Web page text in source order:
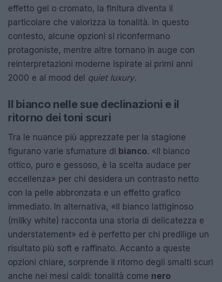
effetto gel o cromato, la finitura diventa il
particolare che valorizza la tonalità. In questo
contesto, alcune opzioni si riconfermano
protagoniste, mentre altre tornano in auge con
reinterpretazioni moderne ispirate ai primi anni
2000 e al mood del quiet luxury.
Il bianco nelle sue declinazioni e il
ritorno dei toni scuri
Tra le nuance più apprezzate per la stagione
figurano varie sfumature di bianco. «Il bianco
ottico, puro e gessoso, è la scelta audace per
eccellenza» per chi desidera un contrasto netto
con la pelle abbronzata e un effetto grafico
immediato. In alternativa, «Il bianco lattiginoso
(milky white) racconta una storia di delicatezza e
understatement» ed è perfetto per chi predilige un
risultato più soft e raffinato. Accanto a queste
opzioni chiare, sorprende il ritorno degli smalti scuri
anche nei mesi caldi: tonalità come nero